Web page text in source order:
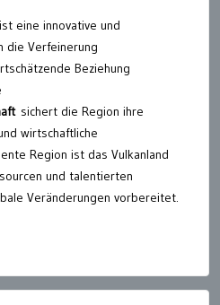
eine innovative und
die Verfeinerung
Beziehung
sichert die Region ihre
wirtschaftliche
Region ist das Vulkanland
und talentierten
Veränderungen vorbereitet.